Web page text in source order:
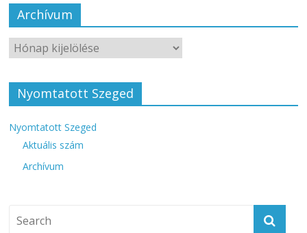
Archívum
Nyomtatott Szeged
Nyomtatott Szeged
Aktuális szám
Archívum